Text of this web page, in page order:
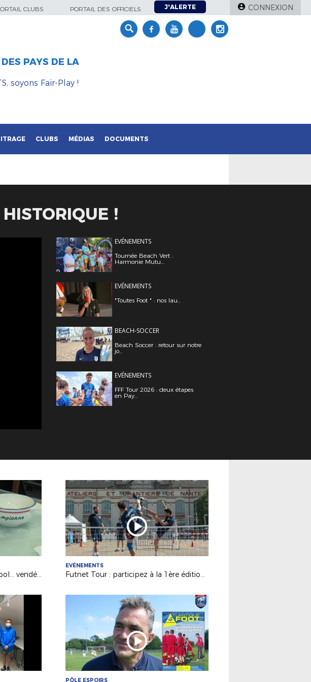
CLUBS PORTAIL DES OFFICIELS J'ALERTE CONNEXION
PAYS DE LA
soyons Fair-Play !
CLUBS MÉDIAS DOCUMENTS
!
EVÉNEMENTS
Tournée Beach Vert :
Harmonie Mutu...
EVÉNEMENTS
"Toutes Foot " : nos lau...
BEACH-SOCCER
Beach Soccer : retour sur notre
jo...
EVÉNEMENTS
FFF Tour 2026 : deux étapes
en Pay...
Foot : les Bleus ont un sacré bol... vendéen (France 3 PDL)
EVÉNEMENTS
Futnet Tour : participez à la 1ère édition de notre tournée !
PÔLE ESPOIRS